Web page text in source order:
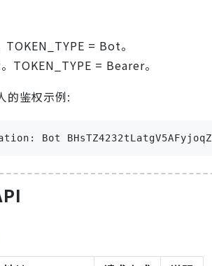
TOKEN_TYPE = Bot。
TOKEN_TYPE = Bearer。
的鉴权示例:
Bot